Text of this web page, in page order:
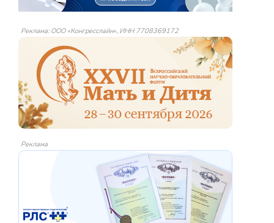
Реклама: ООО «Конгресслайн», ИНН 7708369172
Реклама